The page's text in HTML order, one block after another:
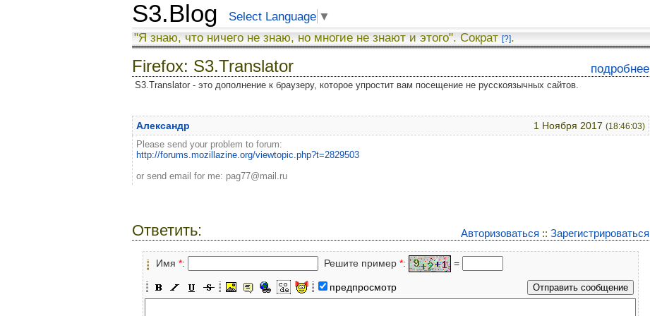
S3.Blog Select Language ▼
"Я знаю, что ничего не знаю, но многие не знают и этого". Сократ [?].
подробнее
Firefox: S3.Translator
S3.Translator - это дополнение к браузеру, которое упростит вам посещение не русскоязычных сайтов.
1 Ноября 2017 (18:46:03)
Александр
Please send your problem to forum:
http://forums.mozillazine.org/viewtopic.php?t=2829503
or send email for me: pag77@mail.ru
Авторизоваться :: Зарегистрироваться
Ответить:
Имя *: Решите пример *: =
предпросмотр